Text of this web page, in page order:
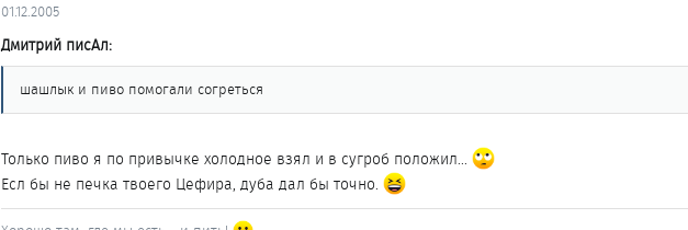
01.12.2005
Дмитрий писАл:
шашлык и пиво помогали согреться
Только пиво я по привычке холодное взял и в сугроб положил...
Есл бы не печка твоего Цефира, дуба дал бы точно.